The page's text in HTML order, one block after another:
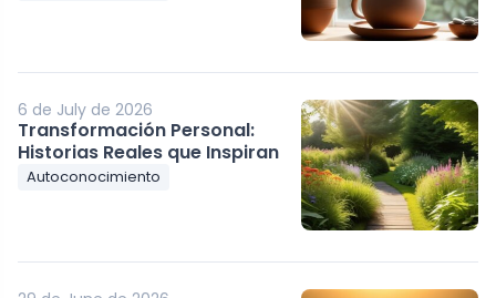
6 de July de 2026
Transformación Personal:
Historias Reales que Inspiran
Autoconocimiento